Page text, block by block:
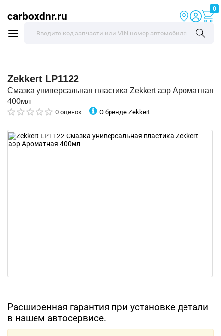
carboxdnr.ru
0
Zekkert LP1122
Смазка универсальная пластика Zekkert аэр Ароматная
400мл
0 оценок О бренде Zekkert
Расширенная гарантия при установке детали
в нашем автосервисе.